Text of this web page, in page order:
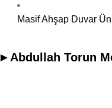
Masif Ahşap Duvar
►Abdullah Torun